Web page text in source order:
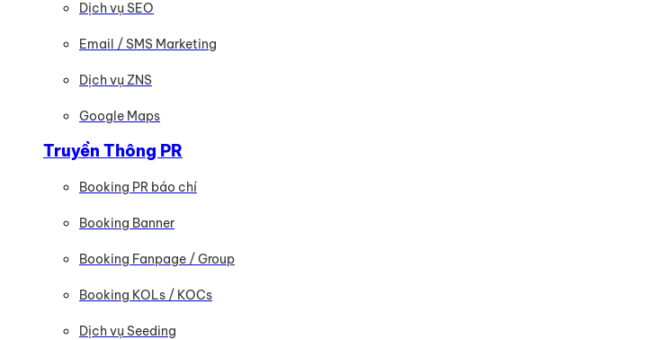
Dịch vụ SEO
Email / SMS Marketing
Dịch vụ ZNS
Google Maps
Truyền Thông PR
Booking PR báo chí
Booking Banner
Booking Fanpage / Group
Booking KOLs / KOCs
Dịch vụ Seeding